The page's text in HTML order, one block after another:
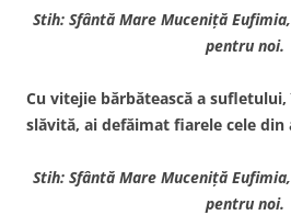
Stih: Sfântă Mare Muceniţă
pentru noi.
Cu vitejie bărbătească a
slăvită, ai defăimat fiarele cele din
Stih: Sfântă Mare Muceniţă
pentru noi.